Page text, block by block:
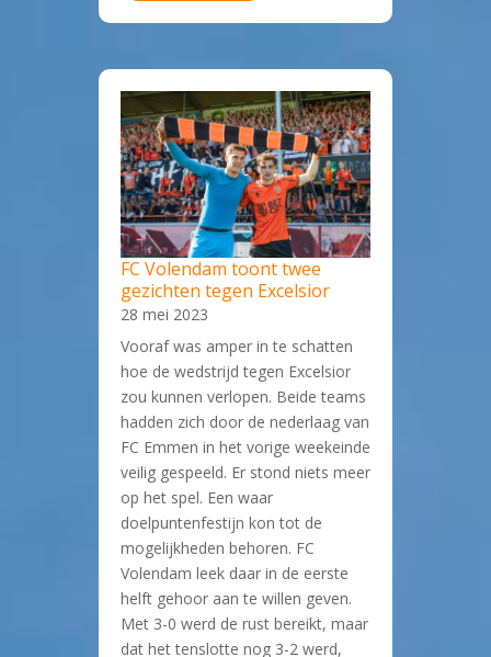
FC Volendam toont twee
gezichten tegen Excelsior
28 mei 2023
Vooraf was amper in te schatten
hoe de wedstrijd tegen Excelsior
zou kunnen verlopen. Beide teams
hadden zich door de nederlaag van
FC Emmen in het vorige weekeinde
veilig gespeeld. Er stond niets meer
op het spel. Een waar
doelpuntenfestijn kon tot de
mogelijkheden behoren. FC
Volendam leek daar in de eerste
helft gehoor aan te willen geven.
Met 3-0 werd de rust bereikt, maar
dat het tenslotte nog 3-2 werd,